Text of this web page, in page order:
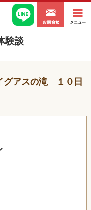
験談
グアスの滝 １０日